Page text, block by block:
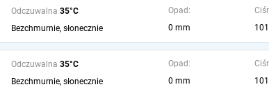
Odczuwalna 35°C
Bezchmurnie, słonecznie
Opad:
0 mm
Odczuwalna 35°C
Bezchmurnie, słonecznie
Opad:
0 mm